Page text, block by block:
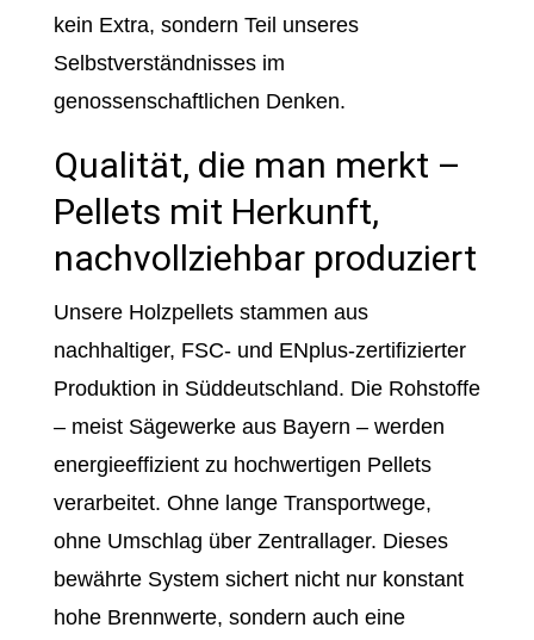
kein Extra, sondern Teil unseres
Selbstverständnisses im
genossenschaftlichen Denken.
Qualität, die man merkt –
Pellets mit Herkunft,
nachvollziehbar produziert
Unsere Holzpellets stammen aus
nachhaltiger, FSC- und ENplus-zertifizierter
Produktion in Süddeutschland. Die Rohstoffe
– meist Sägewerke aus Bayern – werden
energieeffizient zu hochwertigen Pellets
verarbeitet. Ohne lange Transportwege,
ohne Umschlag über Zentrallager. Dieses
bewährte System sichert nicht nur konstant
hohe Brennwerte, sondern auch eine